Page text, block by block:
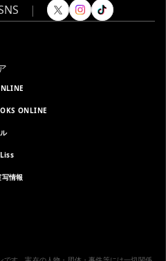
|
ONLINE
写情報